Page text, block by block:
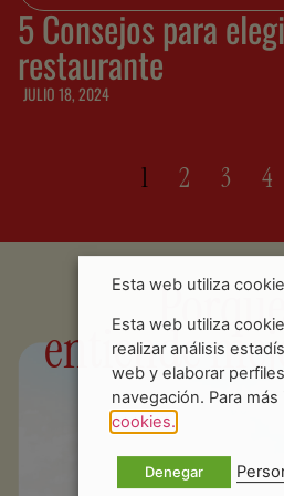
5 Consejos para
restaurante
JULIO 18, 2024
1 2 3 4
entiende
Esta web utiliza
Esta web utiliza
realizar análisis
web y elaborar
navegación. Para
cookies.
Denegar